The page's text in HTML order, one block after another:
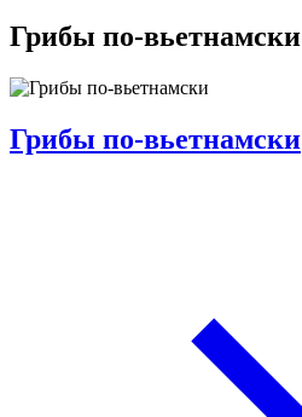
Грибы по-вьетнамски
Грибы по-вьетнамски